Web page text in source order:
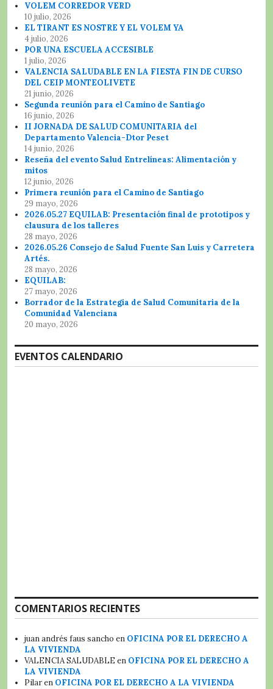
VOLEM CORREDOR VERD
10 julio, 2026
EL TIRANT ES NOSTRE Y EL VOLEM YA
4 julio, 2026
POR UNA ESCUELA ACCESIBLE
1 julio, 2026
VALENCIA SALUDABLE EN LA FIESTA FIN DE CURSO
DEL CEIP MONTEOLIVETE
21 junio, 2026
Segunda reunión para el Camino de Santiago
16 junio, 2026
II JORNADA DE SALUD COMUNITARIA del
Departamento Valencia-Dtor Peset
14 junio, 2026
Reseña del evento Salud Entrelíneas: Alimentación y
mitos
12 junio, 2026
Primera reunión para el Camino de Santiago
29 mayo, 2026
2026.05.27 EQUILAB: Presentación final de prototipos y
clausura de los talleres
28 mayo, 2026
2026.05.26 Consejo de Salud Fuente San Luis y Carretera
Artés.
28 mayo, 2026
EQUILAB:
27 mayo, 2026
Borrador de la Estrategia de Salud Comunitaria de la
Comunidad Valenciana
20 mayo, 2026
EVENTOS CALENDARIO
COMENTARIOS RECIENTES
juan andrés faus sancho en OFICINA POR EL DERECHO A
LA VIVIENDA
VALENCIA SALUDABLE en OFICINA POR EL DERECHO A
LA VIVIENDA
Pilaren OFICINA POR EL DERECHO A LA VIVIENDA